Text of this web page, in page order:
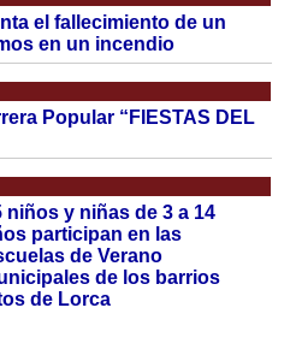
el fallecimiento de un
en un incendio
Popular “FIESTAS DEL
niños y niñas de 3 a 14
participan en las
de Verano
de los barrios
de Lorca